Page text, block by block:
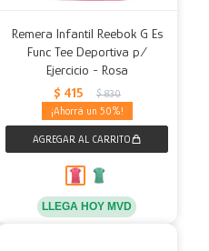
Remera Infantil Reebok G Es
Func Tee Deportiva p/
Ejercicio - Rosa
$ 415 $ 830
50
LLEGA HOY MVD